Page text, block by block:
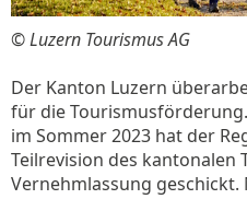
© Luzern Tourismus AG
Der Kanton Luzern
für die
im Sommer 2023 hat der
Teilrevision des kantonalen
Vernehmlassung